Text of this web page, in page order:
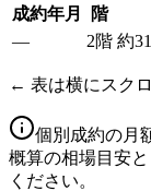
成約年月
階
—
2階 約
← 表は横にスク
個別成約の月
概算の相場目安
ください。